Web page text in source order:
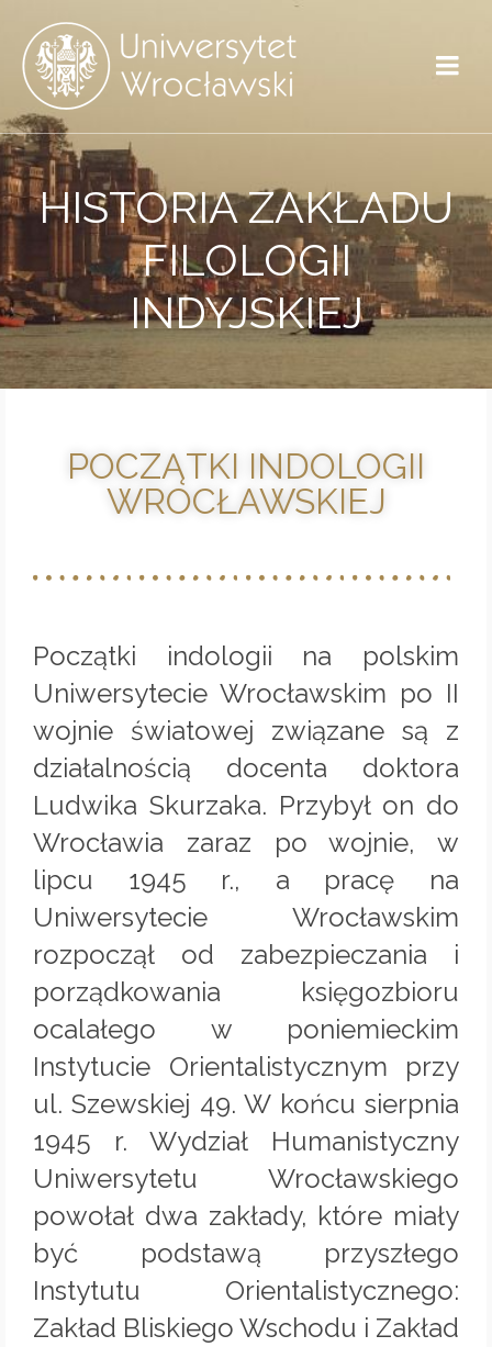
HISTORIA ZAKŁADU
FILOLOGII
INDYJSKIEJ
POCZĄTKI INDOLOGII
WROCŁAWSKIEJ
Początki indologii na polskim
Uniwersytecie Wrocławskim po II
wojnie światowej związane są z
działalnością docenta doktora
Ludwika Skurzaka. Przybył on do
Wrocławia zaraz po wojnie, w
lipcu 1945 r., a pracę na
Uniwersytecie Wrocławskim
rozpoczął od zabezpieczania i
porządkowania księgozbioru
ocalałego w poniemieckim
Instytucie Orientalistycznym przy
ul. Szewskiej 49. W końcu sierpnia
1945 r. Wydział Humanistyczny
Uniwersytetu Wrocławskiego
powołał dwa zakłady, które miały
być podstawą przyszłego
Instytutu Orientalistycznego:
Zakład Bliskiego Wschodu i Zakład